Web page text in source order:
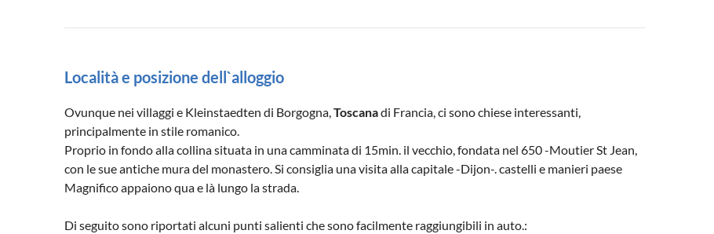
Località e posizione dell`alloggio
Ovunque nei villaggi e Kleinstaedten di Borgogna,Toscanadi Francia, ci sono chiese interessanti,
principalmente in stile romanico.
Proprio in fondo alla collina situata in una camminata di 15min. il vecchio, fondata nel 650 -Moutier St Jean,
con le sue antiche mura del monastero. Si consiglia una visita alla capitale -Dijon-. castelli e manieri paese
Magnifico appaiono qua e là lungo la strada.
Di seguito sono riportati alcuni punti salienti che sono facilmente raggiungibili in auto.: